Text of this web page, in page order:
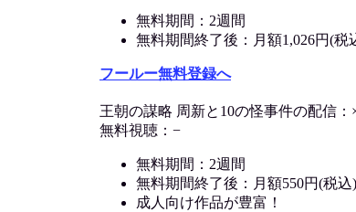
無料期間：2週間
無料期間終了後：月額1,026円(税
フールー無料登録へ
王朝の謀略 周新と10の怪事件の配信：
無料視聴：−
無料期間：2週間
無料期間終了後：月額550円(税込)
成人向け作品が豊富！